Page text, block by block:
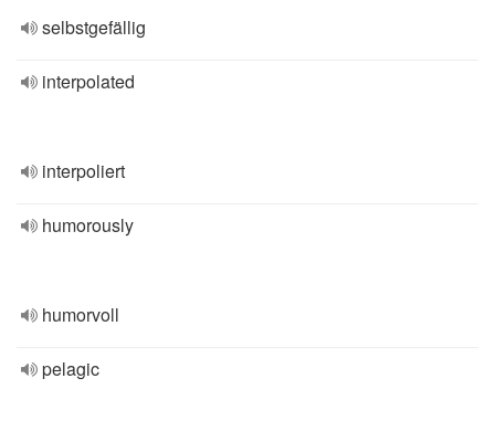
selbstgefällig
interpolated
interpoliert
humorously
humorvoll
pelagic